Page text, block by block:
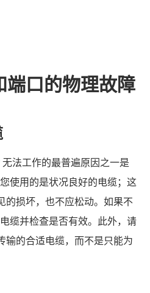
口的物理故障
法工作的最普遍原因之一是
使用的是状况良好的电缆；这
损坏，也不应松动。如果不